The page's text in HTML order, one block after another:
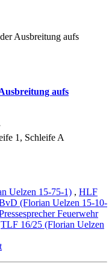
Ausbreitung aufs
aufs
1, Schleife A
Uelzen 15-75-1) , HLF
(Florian Uelzen 15-10-
Feuerwehr
TLF 16/25 (Florian Uelzen